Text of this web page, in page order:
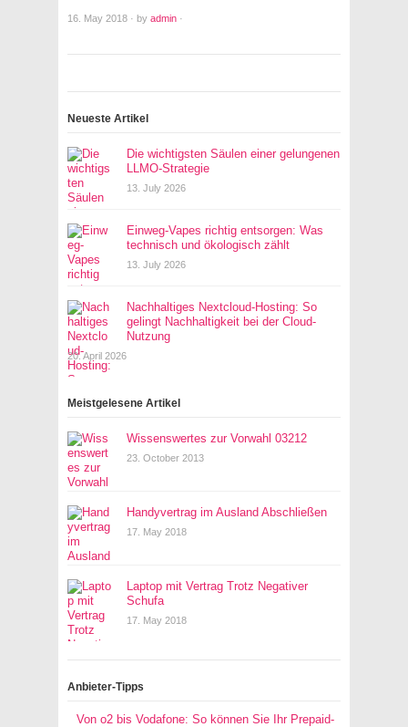
16. May 2018 · by admin ·
Neueste Artikel
Die wichtigsten Säulen einer gelungenen
LLMO-Strategie
13. July 2026
Einweg-Vapes richtig entsorgen: Was
technisch und ökologisch zählt
13. July 2026
Nachhaltiges Nextcloud-Hosting: So
gelingt Nachhaltigkeit bei der Cloud-
Nutzung
20. April 2026
Meistgelesene Artikel
Wissenswertes zur Vorwahl 03212
23. October 2013
Handyvertrag im Ausland Abschließen
17. May 2018
Laptop mit Vertrag Trotz Negativer
Schufa
17. May 2018
Anbieter-Tipps
Von o2 bis Vodafone: So können Sie Ihr Prepaid-